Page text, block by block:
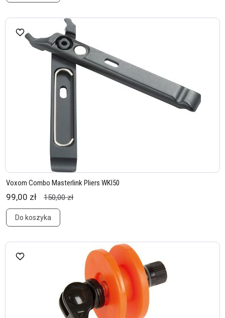
Voxom Combo Masterlink Pliers WKl50
99,00 zł 150,00 zł
Do koszyka